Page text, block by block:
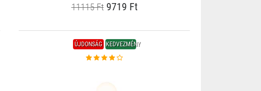
11115 Ft9719 Ft
ÚJDONSÁG KEDVEZMÉNY